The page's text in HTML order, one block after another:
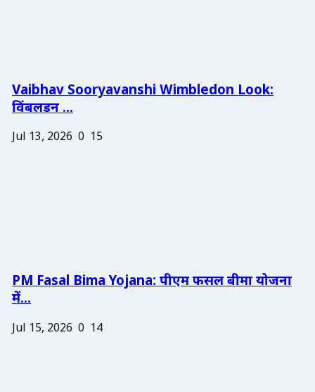
Vaibhav Sooryavanshi Wimbledon Look:
विंबलडन ...
Jul 13, 2026 0 15
PM Fasal Bima Yojana: पीएम फसल बीमा योजना
में...
Jul 15, 2026 0 14